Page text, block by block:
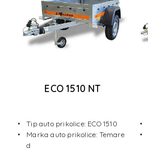
ECO 1510 NT
Tip auto prikolice: ECO 1510
Marka auto prikolice: Temare
d